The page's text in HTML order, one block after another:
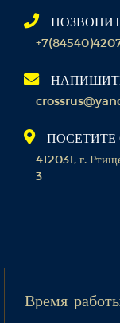
ПОСЕТИТЕ
412031, г.
3
Время